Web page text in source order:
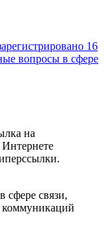
16
вопросы в сфере
на
Интернете
сфере связи,